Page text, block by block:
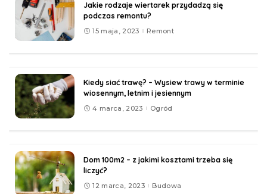
Jakie rodzaje wiertarek przydadzą się
podczas remontu?
15 maja, 2023 Remont
Kiedy siać trawę? – Wysiew trawy w terminie
wiosennym, letnim i jesiennym
4 marca, 2023 Ogród
Dom 100m2 – z jakimi kosztami trzeba się
liczyć?
12 marca, 2023 Budowa